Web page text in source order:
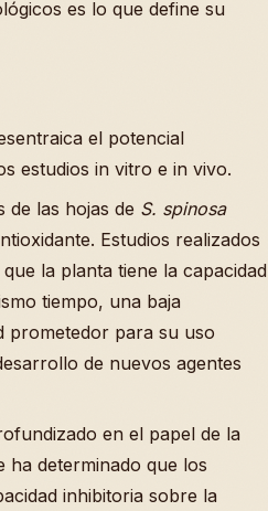
es lo que define su
el potencial
estudios in vitro e in vivo.
de las hojas de S. spinosa
Estudios realizados
la planta tiene la capacidad
tiempo, una baja
prometedor para su uso
de nuevos agentes
en el papel de la
ha determinado que los
inhibitoria sobre la